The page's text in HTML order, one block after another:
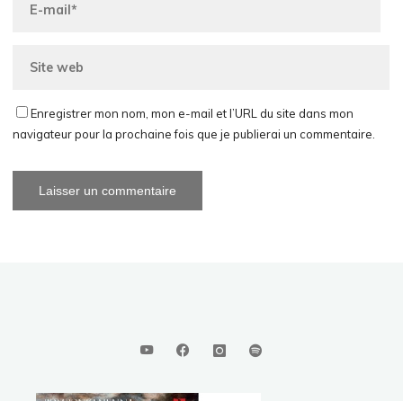
Enregistrer mon nom, mon e-mail et l’URL du site dans mon
navigateur pour la prochaine fois que je publierai un commentaire.